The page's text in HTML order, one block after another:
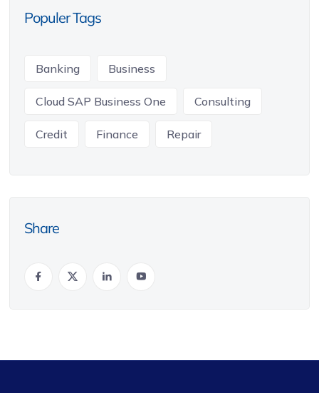
Populer Tags
Banking Business
Cloud SAP Business One Consulting
Credit Finance Repair
Share